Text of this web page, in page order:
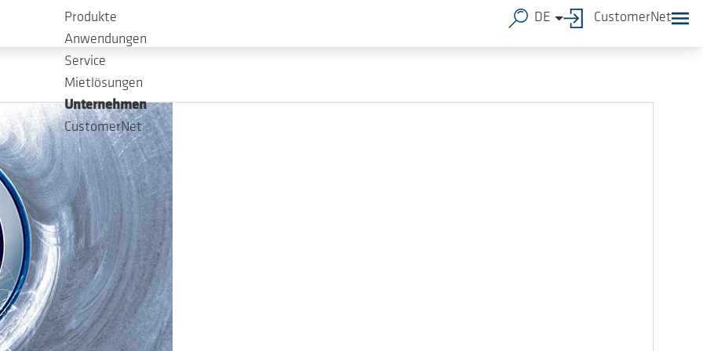
Produkte
Anwendungen
Service
Mietlösungen
Unternehmen
CustomerNet
DE CustomerNet
umfassende Informationen über unser Unternehmen, unsere Produkte und Anwendungslösungen geben.